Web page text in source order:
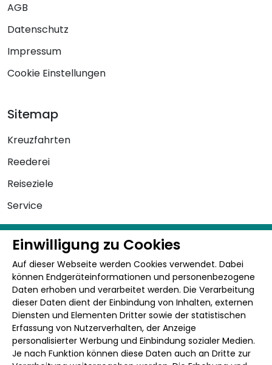
Einwilligung zu Cookies
Auf dieser Webseite werden Cookies verwendet. Dabei
können Endgeräteinformationen und personenbezogene
Daten erhoben und verarbeitet werden. Die Verarbeitung
dieser Daten dient der Einbindung von Inhalten, externen
Diensten und Elementen Dritter sowie der statistischen
Erfassung von Nutzerverhalten, der Anzeige
personalisierter Werbung und Einbindung sozialer Medien.
Je nach Funktion können diese Daten auch an Dritte zur
AGB
Datenschutz
Impressum
Cookie Einstellungen
Sitemap
Kreuzfahrten
Reederei
Reiseziele
Service
Kontakt
+49 3496 - 50 21 0
0800 - 300 3 200
0800 - 900 902
info@schiffs-urlaub.de